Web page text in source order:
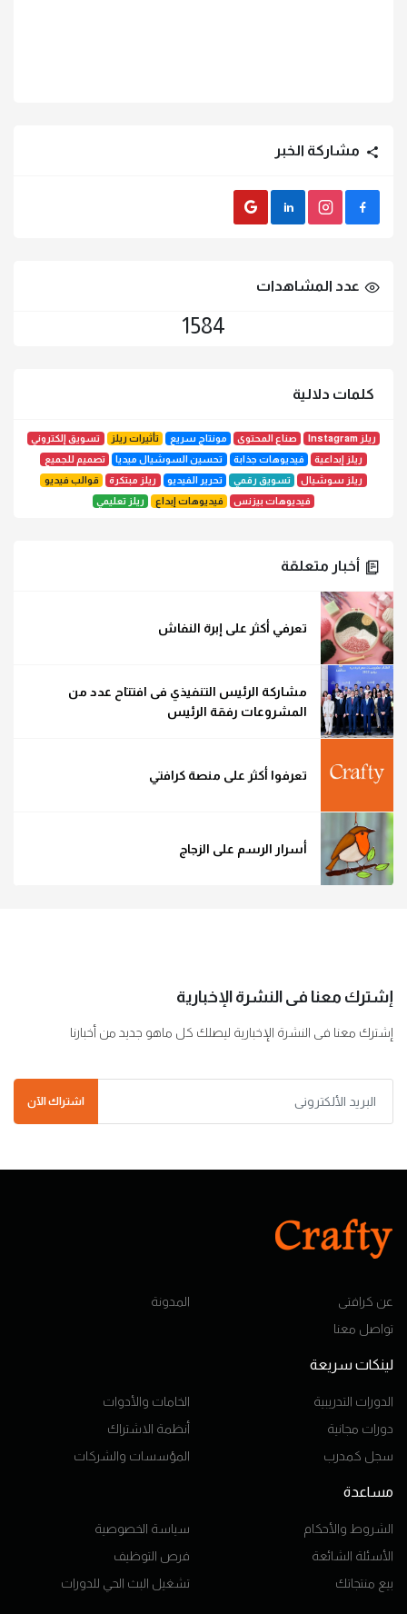
مشاركة الخبر
عدد المشاهدات
1584
كلمات دلالية
ريلز Instagram صناع المحتوى مونتاج سريع تأثيرات ريلز
تسويق إلكتروني
ريلز إبداعية
فيديوهات جذابة تحسين السوشيال ميديا
تصميم للجميع
ريلز سوشيال
تسويق رقمي تحرير الفيديو ريلز مبتكرة
قوالب فيديو
فيديوهات بيزنس
فيديوهات إبداع ريلز تعليمي
أخبار متعلقة
تعرفي أكثر على إبرة النفاش
مشاركة الرئيس التنفيذي فى افتتاح عدد من
المشروعات رفقة الرئيس
تعرفوا أكثر على منصة كرافتي
أسرار الرسم على الزجاج
إشترك معنا فى النشرة الإخبارية
إشترك معنا فى النشرة الإخبارية ليصلك كل ماهو جديد من أخبارنا
اشتراك الآن
عن كرافتى
المدونة
تواصل معنا
لينكات سريعة
الدورات التدريبية
الخامات والأدوات
دورات مجانية
أنظمة الاشتراك
سجل كمدرب
المؤسسات والشركات
مساعدة
الشروط والأحكام
سياسة الخصوصية
الأسئلة الشائعة
فرص التوظيف
بيع منتجاتك
تشغيل البث الحي للدورات